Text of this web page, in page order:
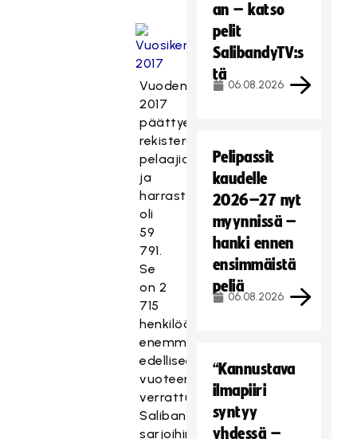
Vuoden
2017
päättyessä
rekisteröityneitä
pelaajia
ja
harrastajia
oli
59
791.
Se
on 2
715
henkilöä
enemmän
edelliseen
vuoteen
verrattuna.
Salibandyliiton
sarjoihin
an – katso
pelit
SalibandyTV:s
tä
06.08.2026
Pelipassit
kaudelle
2026–27 nyt
myynnissä –
hanki ennen
ensimmäistä
peliä
06.08.2026
“Kannustava
ilmapiiri
syntyy
yhdessä –